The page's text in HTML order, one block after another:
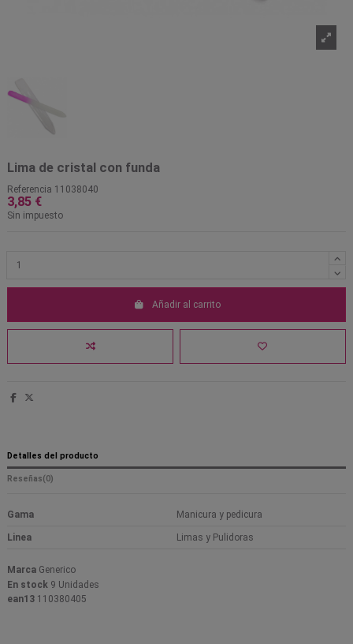
Lima de cristal con funda
Referencia 11038040
3,85 €
Sin impuesto
Añadir al carrito
Detalles del producto
Reseñas(0)
Gama Manicura y pedicura
Linea Limas y Pulidoras
Marca Generico
En stock 9 Unidades
ean13 110380405